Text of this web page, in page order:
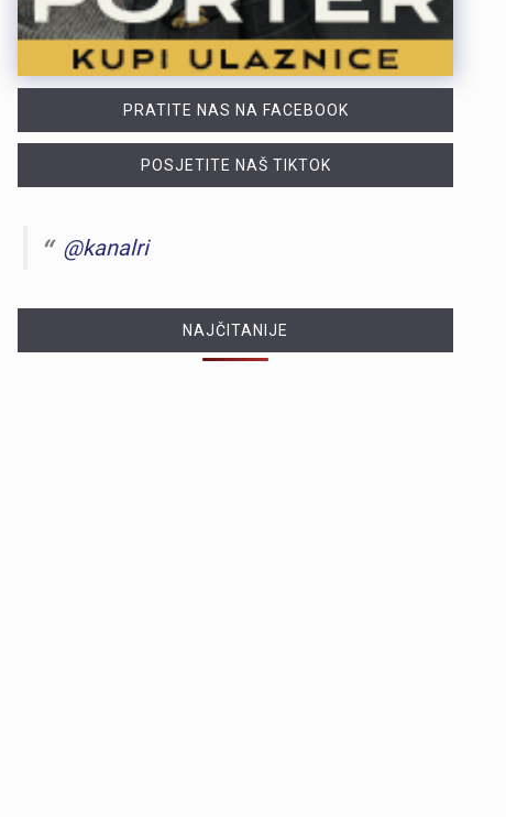
PRATITE NAS NA FACEBOOK
POSJETITE NAŠ TIKTOK
@kanalri
NAJČITANIJE